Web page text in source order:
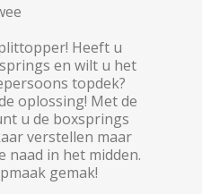
Heeft u
en wilt u het
topdek?
oplossing! Met de
u de boxsprings
verstellen maar
naad in het midden.
gemak!